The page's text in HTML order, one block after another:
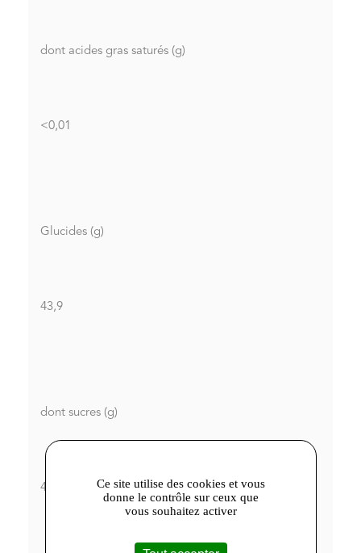
dont acides gras saturés (g)
<0,01
Glucides (g)
43,9
dont sucres (g)
43,2
Ce site utilise des cookies et vous
donne le contrôle sur ceux que
vous souhaitez activer